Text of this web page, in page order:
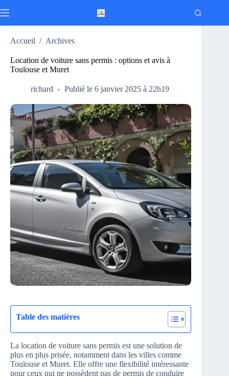
au
Accueil / Archives
Location de voiture sans permis : options et avis à
Toulouse et Muret
richard Publié le 6 janvier 2025 à 22h19
Table des matières
La location de voiture sans permis est une solution de
plus en plus prisée, notamment dans les villes comme
Toulouse et Muret. Elle offre une flexibilité intéressante
pour ceux qui ne possèdent pas de permis de conduire